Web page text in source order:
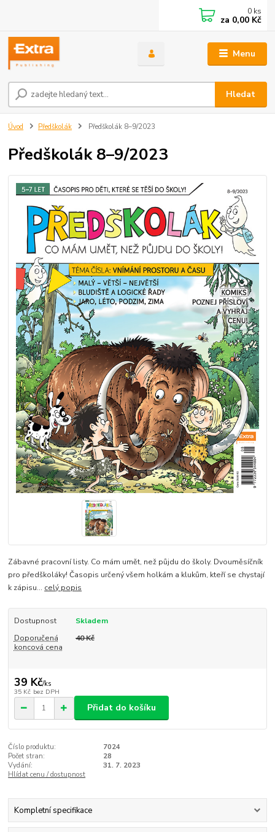
Menu
Hledat
0 ks
za 0,00 Kč
Úvod Předškolák Předškolák 8–9/2023
Předškolák 8–9/2023
Zábavné pracovní listy. Co mám umět, než půjdu do školy. Dvouměsíčník
pro předškoláky! Časopis určený všem holkám a klukům, kteří se chystají
k zápisu... celý popis
Dostupnost
Skladem
Doporučená
koncová cena
40 Kč
39 Kč/ks
35 Kč bez DPH
Přidat do košíku
Číslo produktu:
7024
Počet stran:
28
Vydání:
31. 7. 2023
Hlídat cenu / dostupnost
Kompletní specifikace